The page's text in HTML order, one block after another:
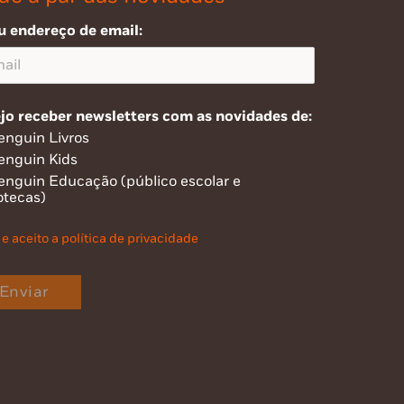
endereço de email:
receber newsletters com as novidades de:
Livros
Kids
Educação (público escolar e
aceito a política de privacidade